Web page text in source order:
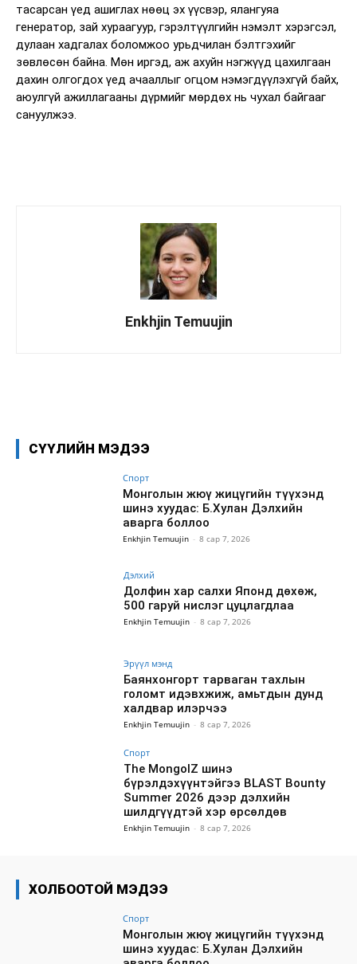
тасарсан үед ашиглах нөөц эх үүсвэр, ялангуяа
генератор, зай хураагуур, гэрэлтүүлгийн нэмэлт хэрэгсэл,
дулаан хадгалах боломжоо урьдчилан бэлтгэхийг
зөвлөсөн байна. Мөн иргэд, аж ахуйн нэгжүүд цахилгаан
дахин олгогдох үед ачааллыг огцом нэмэгдүүлэхгүй байх,
аюулгүй ажиллагааны дүрмийг мөрдөх нь чухал байгааг
сануулжээ.
Enkhjin Temuujin
СҮҮЛИЙН МЭДЭЭ
Спорт
Монголын жюү жицүгийн түүхэнд
шинэ хуудас: Б.Хулан Дэлхийн
аварга боллоо
Enkhjin Temuujin - 8 сар 7, 2026
Дэлхий
Долфин хар салхи Японд дөхөж,
500 гаруй нислэг цуцлагдлаа
Enkhjin Temuujin - 8 сар 7, 2026
Эрүүл мэнд
Баянхонгорт тарваган тахлын
голомт идэвхжиж, амьтдын дунд
халдвар илэрчээ
Enkhjin Temuujin - 8 сар 7, 2026
Спорт
The MongolZ шинэ
бүрэлдэхүүнтэйгээ BLAST Bounty
Summer 2026 дээр дэлхийн
шилдгүүдтэй хэр өрсөлдөв
Enkhjin Temuujin - 8 сар 7, 2026
ХОЛБООТОЙ МЭДЭЭ
Спорт
Монголын жюү жицүгийн түүхэнд
шинэ хуудас: Б.Хулан Дэлхийн